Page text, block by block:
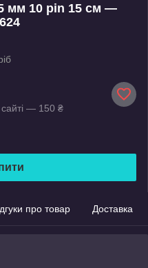
мм 10 pin 15 см —
— 150 ₴
про товар Доставка